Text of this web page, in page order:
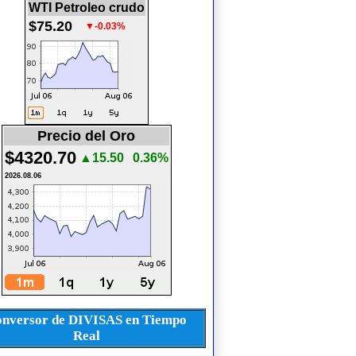
WTI Petroleo crudo
$75.20 ▼-0.03%
Precio del Oro
$4320.70 ▲15.50 0.36%
2026.08.06
de DIVISAS en Tiempo
Real